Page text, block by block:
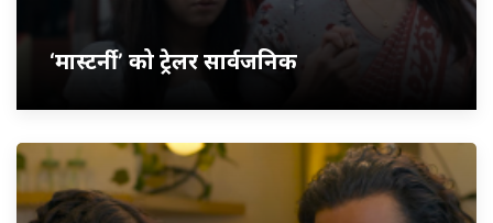
‘मास्टर्नी’ को ट्रेलर सार्वजनिक